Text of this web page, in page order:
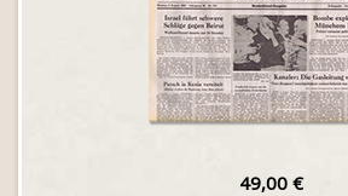
49,00 €